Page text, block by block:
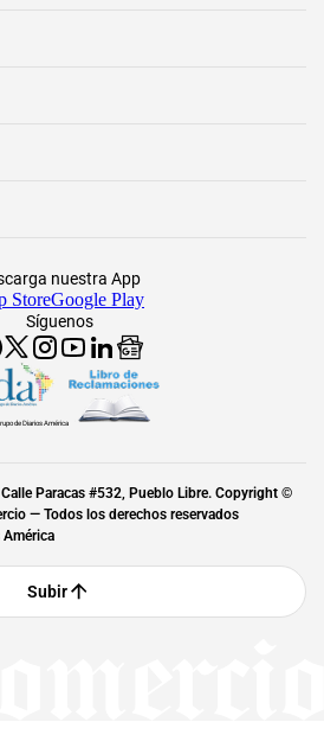
Síguenos
nuestra App
StoreGoogle Play
de Diarios América
Paracas #532, Pueblo Libre. Copyright ©
— Todos los derechos reservados
Subir